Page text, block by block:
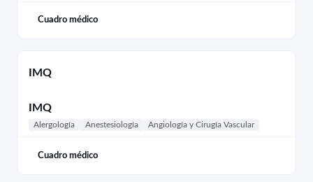
Cuadro médico
IMQ
IMQ
Alergología Anestesiología Angiología y Cirugía Vascular
Cuadro médico